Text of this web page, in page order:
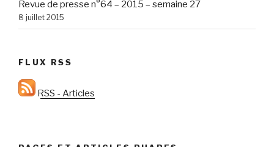
Revue de presse n°64 – 2015 – semaine 27
8 juillet 2015
FLUX RSS
RSS - Articles